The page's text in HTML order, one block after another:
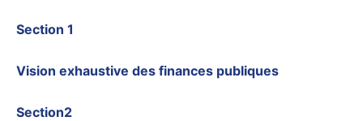
Section 1
Vision exhaustive des finances publiques
Section2